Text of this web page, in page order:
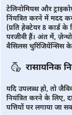
टेलिनोमियस और
निंयत्रित करने में मदद
(प्रति हेक्टेयर 8 कार्ड
परजीवी हैं। अंत में,
बैसिलस थुरिंजियेंन्सिस
रासायनिक
यदि उपलब्ध हो, तो
नियंत्रित करने के लिए,
पत्तियों पर लगाया जा